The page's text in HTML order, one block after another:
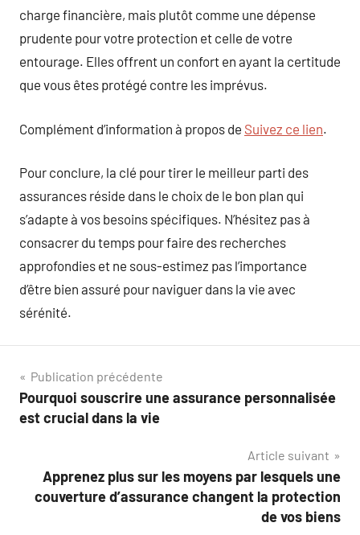
charge financière, mais plutôt comme une dépense
prudente pour votre protection et celle de votre
entourage. Elles offrent un confort en ayant la certitude
que vous êtes protégé contre les imprévus.
Complément d’information à propos de Suivez ce lien.
Pour conclure, la clé pour tirer le meilleur parti des
assurances réside dans le choix de le bon plan qui
s’adapte à vos besoins spécifiques. N’hésitez pas à
consacrer du temps pour faire des recherches
approfondies et ne sous-estimez pas l’importance
d’être bien assuré pour naviguer dans la vie avec
sérénité.
Navigation
de
Publication précédente
Pourquoi souscrire une assurance personnalisée
est crucial dans la vie
Article suivant
Apprenez plus sur les moyens par lesquels une
couverture d’assurance changent la protection
de vos biens